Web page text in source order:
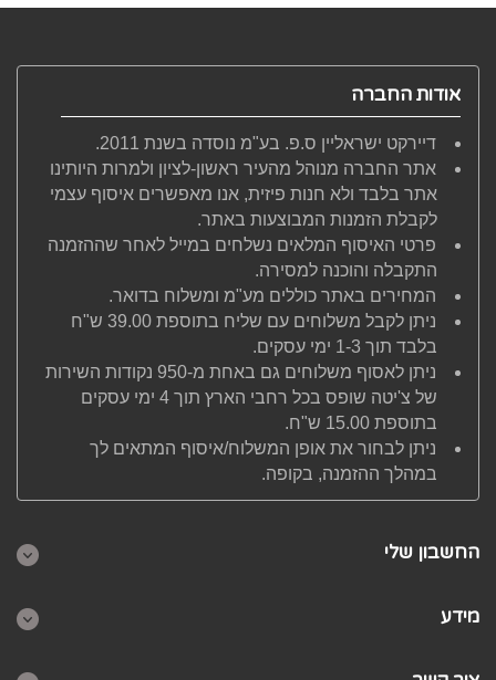
אודות החברה
דיירקט ישראליין ס.פ. בע"מ נוסדה בשנת 2011.
אתר החברה מנוהל מהעיר ראשון-לציון ולמרות היותינו
אתר בלבד ולא חנות פיזית, אנו מאפשרים איסוף עצמי
לקבלת הזמנות המבוצעות באתר.
פרטי האיסוף המלאים נשלחים במייל לאחר שההזמנה
התקבלה והוכנה למסירה.
המחירים באתר כוללים מע"מ ומשלוח בדואר.
ניתן לקבל משלוחים עם שליח בתוספת 39.00 ש"ח
בלבד תוך 1-3 ימי עסקים.
ניתן לאסוף משלוחים גם באחת מ-950 נקודות השירות
של צ'יטה שופס בכל רחבי הארץ תוך 4 ימי עסקים
בתוספת 15.00 ש"ח.
ניתן לבחור את אופן המשלוח/איסוף המתאים לך
במהלך ההזמנה, בקופה.
החשבון שלי
מידע